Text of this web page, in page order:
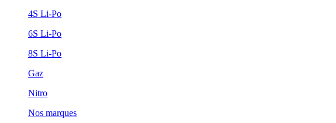
4S Li-Po
6S Li-Po
8S Li-Po
Gaz
Nitro
Nos marques